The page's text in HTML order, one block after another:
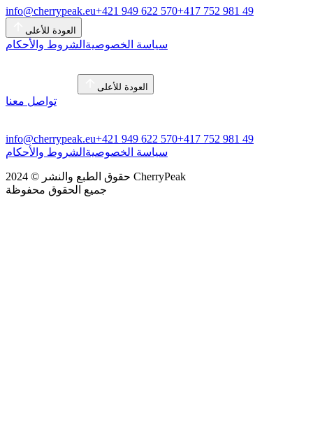
info@cherrypeak.eu+421 949 622 570+417 752 981 49
العودة للأعلى
سياسة الخصوصية الشروط والأحكام
العودة للأعلى
تواصل معنا
info@cherrypeak.eu+421 949 622 570+417 752 981 49
سياسة الخصوصية الشروط والأحكام
حقوق الطبع والنشر © 2024 CherryPeak
جميع الحقوق محفوظة